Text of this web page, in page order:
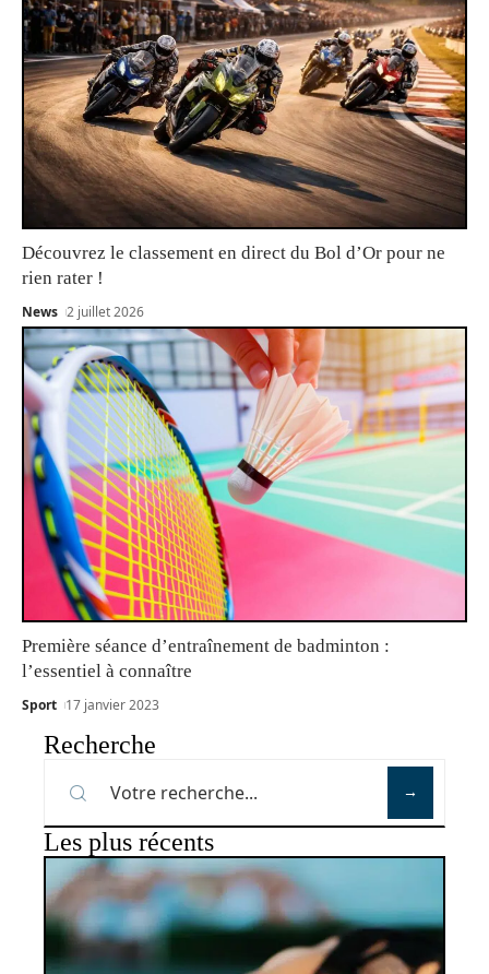
Découvrez le classement en direct du Bol d’Or pour ne
rien rater !
News 2 juillet 2026
Première séance d’entraînement de badminton :
l’essentiel à connaître
Sport 17 janvier 2023
Recherche
Les plus récents